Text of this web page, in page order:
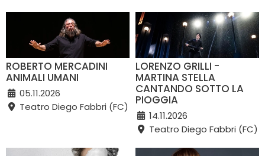
ROBERTO MERCADINI
ANIMALI UMANI
05.11.2026
Teatro Diego Fabbri (FC)
LORENZO GRILLI -
MARTINA STELLA
CANTANDO SOTTO LA
PIOGGIA
14.11.2026
Teatro Diego Fabbri (FC)